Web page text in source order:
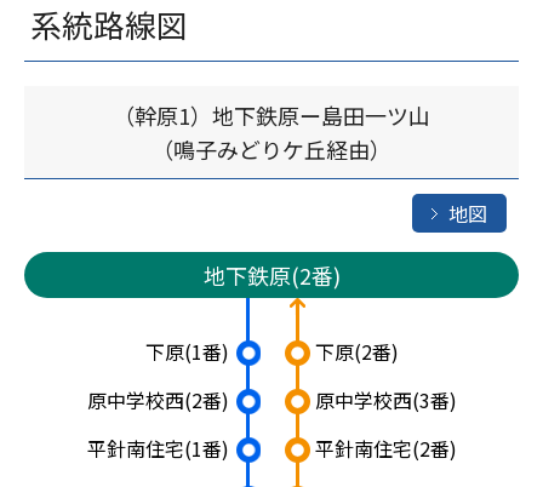
系統路線図
（幹原1）地下鉄原ー島田一ツ山
（鳴子みどりケ丘経由）
地図
地下鉄原(2番)
下原(1番)
原中学校西(2番)
平針南住宅(1番)
平針南住宅(2番)
原中学校西(3番)
下原(2番)